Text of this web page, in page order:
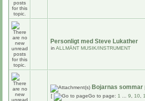
Personligt med Steve Lukather
in ALLMÄNT MUSIK/INSTRUMENT
Bojarnas sommar
[ Go to page: 1 9 10